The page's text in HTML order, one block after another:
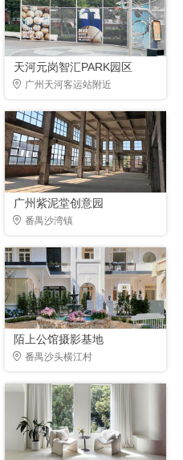
天河元岗智汇PARK园区
广州天河客运站附近
广州紫泥堂创意园
番禺沙湾镇
陌上公馆摄影基地
番禺沙头横江村